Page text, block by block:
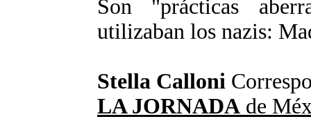
Son "prácticas
utilizaban los nazis:
Stella Calloni
LA JORNADA de